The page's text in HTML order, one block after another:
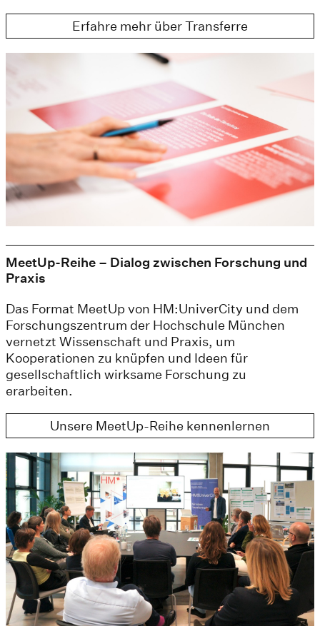
Erfahre mehr über Transferre
MeetUp-Reihe – Dialog zwischen Forschung und
Praxis
Das Format MeetUp von HM:UniverCity und dem
Forschungszentrum der Hochschule München
vernetzt Wissenschaft und Praxis, um
Kooperationen zu knüpfen und Ideen für
gesellschaftlich wirksame Forschung zu
erarbeiten.
Unsere MeetUp-Reihe kennenlernen